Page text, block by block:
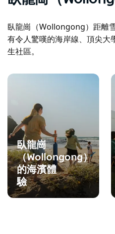
臥龍崗（Wollongong）距離
有令人驚嘆的海岸線、頂尖大
生社區。
臥龍崗
（Wollongong）
的海濱體
驗